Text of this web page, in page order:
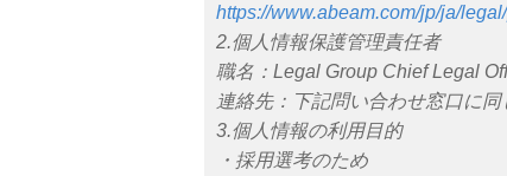
https://www.abeam.com/jp/ja/
2.個人情報保護管理責任者
職名：Legal Group Chief Legal
連絡先：下記問い合わせ窓口に同
3.個人情報の利用目的
・採用選考のため